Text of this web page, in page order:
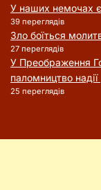
У наших немочах
39 переглядів
Зло боїться
27 переглядів
У Преображення
паломництво надії
25 переглядів